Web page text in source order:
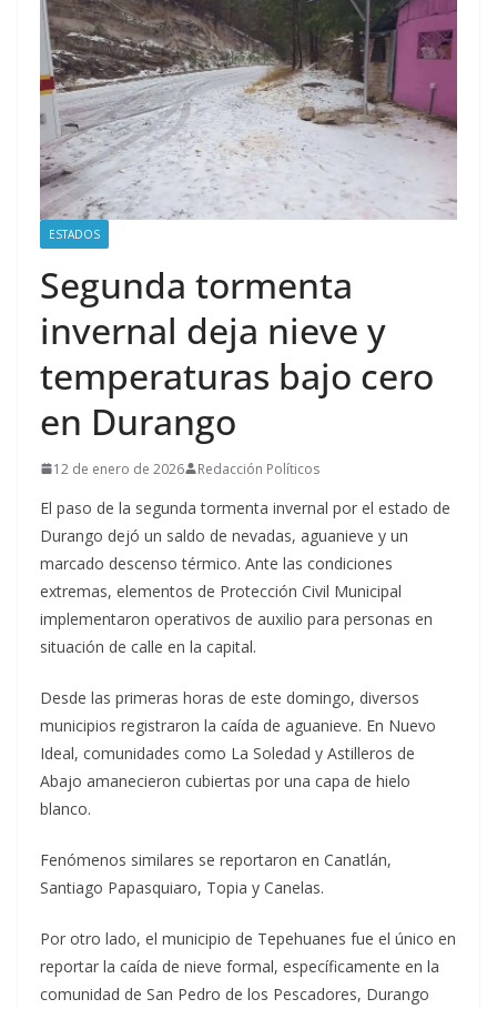
ESTADOS
Segunda tormenta
invernal deja nieve y
temperaturas bajo cero
en Durango
12 de enero de 2026 Redacción Políticos
El paso de la segunda tormenta invernal por el estado de
Durango dejó un saldo de nevadas, aguanieve y un
marcado descenso térmico. Ante las condiciones
extremas, elementos de Protección Civil Municipal
implementaron operativos de auxilio para personas en
situación de calle en la capital.
Desde las primeras horas de este domingo, diversos
municipios registraron la caída de aguanieve. En Nuevo
Ideal, comunidades como La Soledad y Astilleros de
Abajo amanecieron cubiertas por una capa de hielo
blanco.
Fenómenos similares se reportaron en Canatlán,
Santiago Papasquiaro, Topia y Canelas.
Por otro lado, el municipio de Tepehuanes fue el único en
reportar la caída de nieve formal, específicamente en la
comunidad de San Pedro de los Pescadores, Durango